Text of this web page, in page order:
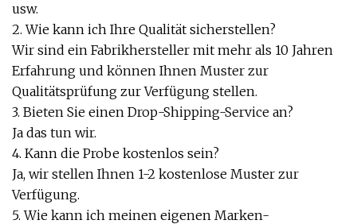
usw.
2. Wie kann ich Ihre Qualität sicherstellen?
Wir sind ein Fabrikhersteller mit mehr als 10 Jahren
Erfahrung und können Ihnen Muster zur
Qualitätsprüfung zur Verfügung stellen.
3. Bieten Sie einen Drop-Shipping-Service an?
Ja das tun wir.
4. Kann die Probe kostenlos sein?
Ja, wir stellen Ihnen 1-2 kostenlose Muster zur
Verfügung.
5. Wie kann ich meinen eigenen Marken-